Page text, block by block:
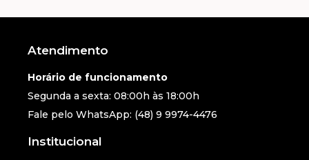
Atendimento
Horário de funcionamento
Segunda a sexta: 08:00h às 18:00h
Fale pelo WhatsApp: (48) 9 9974-4476
Institucional